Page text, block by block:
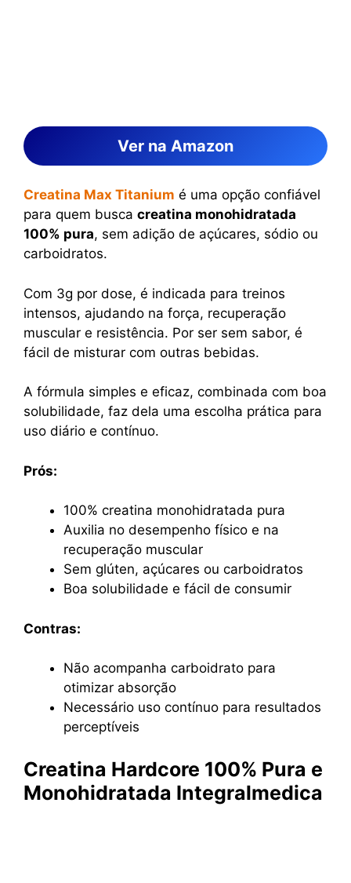
Ver na Amazon
Creatina Max Titanium é uma opção confiável
para quem busca creatina monohidratada
100% pura, sem adição de açúcares, sódio ou
carboidratos.
Com 3g por dose, é indicada para treinos
intensos, ajudando na força, recuperação
muscular e resistência. Por ser sem sabor, é
fácil de misturar com outras bebidas.
A fórmula simples e eficaz, combinada com boa
solubilidade, faz dela uma escolha prática para
uso diário e contínuo.
Prós:
100% creatina monohidratada pura
Auxilia no desempenho físico e na
recuperação muscular
Sem glúten, açúcares ou carboidratos
Boa solubilidade e fácil de consumir
Contras:
Não acompanha carboidrato para
otimizar absorção
Necessário uso contínuo para resultados
perceptíveis
Creatina Hardcore 100% Pura e
Monohidratada Integralmedica